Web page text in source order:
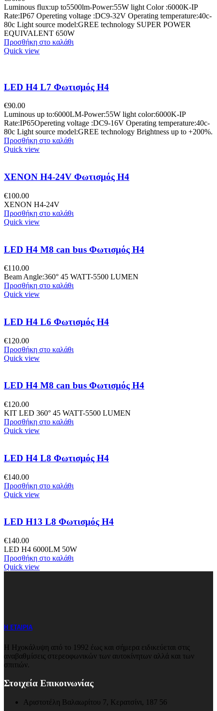
Luminous flux:up to5500lm-Power:55W light Color :6000K-IP
Rate:IP67 Opereting voltage :DC9-32V Operating temperature:40c-
80c Light source model:GREE technology SUPER POWER
EQUIVALENT 650W
Προσθήκη στο καλάθι
Quick view
LED H4 L7 Φωτισμός H4
€90.00
Luminous up to:6000LM-Power:55W light color:6000K-IP
Rate:IP65Opereting voltage :DC9-16V Operating temperature:40c-
80c Light source model:GREE technology Brightness up to +200%.
Προσθήκη στο καλάθι
Quick view
XENON H4-24V Φωτισμός H4
€100.00
XENON H4-24V
Προσθήκη στο καλάθι
Quick view
LED H4 M8 can bus Φωτισμός H4
€110.00
Beam Angle:360° 45 WATT-5500 LUMEN
Προσθήκη στο καλάθι
Quick view
LED H4 L6 Φωτισμός H4
€120.00
Προσθήκη στο καλάθι
Quick view
LED H4 M8 can bus Φωτισμός H4
€120.00
KIT LED 360° 45 WATT-5500 LUMEN
Προσθήκη στο καλάθι
Quick view
LED H4 L8 Φωτισμός H4
€140.00
Προσθήκη στο καλάθι
Quick view
LED H13 L8 Φωτισμός H4
€140.00
LED H4 6000LM 50W
Προσθήκη στο καλάθι
Quick view
Η ΕΤΑΙΡΙΑ
Η Ηχοκάλυψη από το 1992 έως και σήμερα ειδικεύεται στις
αναβαθμίσεις στερεοφωνικών των αυτοκίνητων αλλά και των
σπιτιών.
Στοιχεία Επικοινωνίας
Αριστοτέλη Βαλαωρίτου 7, Κερατσίνι, 187 56